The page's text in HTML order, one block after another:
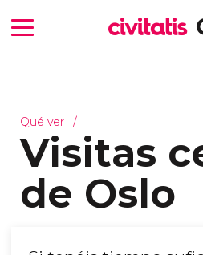
Qué ver
Visitas
de Oslo